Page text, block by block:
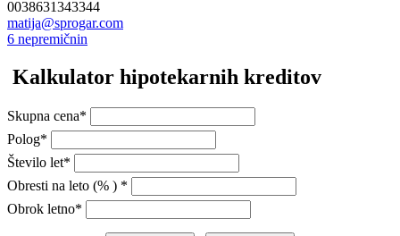
0038631343344
matija@sprogar.com
6 nepremičnin
Kalkulator hipotekarnih kreditov
Skupna cena*
Polog*
Število let*
Obresti na leto (% ) *
Obrok letno*